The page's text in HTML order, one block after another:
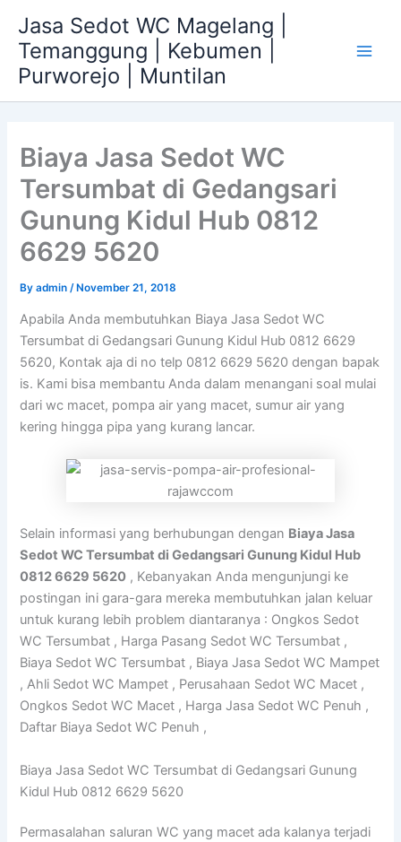
content
Jasa Sedot WC Magelang |
Temanggung | Kebumen |
Purworejo | Muntilan
Biaya Jasa Sedot WC
Tersumbat di Gedangsari
Gunung Kidul Hub 0812
6629 5620
Byadmin/ November 21, 2018
Apabila Anda membutuhkan Biaya Jasa Sedot WC
Tersumbat di Gedangsari Gunung Kidul Hub 0812 6629
5620, Kontak aja di no telp 0812 6629 5620 dengan bapak
is. Kami bisa membantu Anda dalam menangani soal mulai
dari wc macet, pompa air yang macet, sumur air yang
kering hingga pipa yang kurang lancar.
Selain informasi yang berhubungan dengan Biaya Jasa
Sedot WC Tersumbat di Gedangsari Gunung Kidul Hub
0812 6629 5620 , Kebanyakan Anda mengunjungi ke
postingan ini gara-gara mereka membutuhkan jalan keluar
untuk kurang lebih problem diantaranya : Ongkos Sedot
WC Tersumbat , Harga Pasang Sedot WC Tersumbat ,
Biaya Sedot WC Tersumbat , Biaya Jasa Sedot WC Mampet
, Ahli Sedot WC Mampet , Perusahaan Sedot WC Macet ,
Ongkos Sedot WC Macet , Harga Jasa Sedot WC Penuh ,
Daftar Biaya Sedot WC Penuh ,
Biaya Jasa Sedot WC Tersumbat di Gedangsari Gunung
Kidul Hub 0812 6629 5620
Permasalahan saluran WC yang macet ada kalanya terjadi